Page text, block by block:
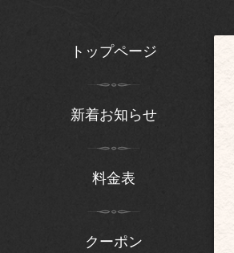
トップページ
新着お知らせ
料金表
クーポン